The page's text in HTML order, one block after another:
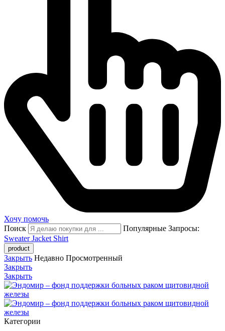
Хочу помочь
Поиск
Популярные Запросы:
SweaterJacket Shirt
Закрыть Недавно Просмотренный
Закрыть
Закрыть
Категории